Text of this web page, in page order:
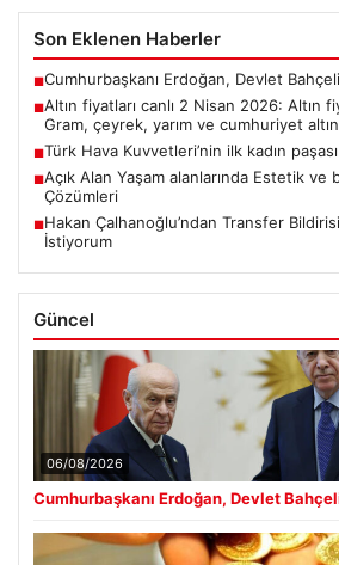
Son Eklenen Haberler
■Cumhurbaşkanı Erdoğan, Devlet
■Altın fiyatları canlı 2 Nisan 2026: Altın
Gram, çeyrek, yarım ve cumhuriyet
■Türk Hava Kuvvetleri’nin ilk kadın
■Açık Alan Yaşam alanlarında Estetik ve
Çözümleri
■Hakan Çalhanoğlu’ndan Transfer
İstiyorum
Güncel
06/08/2026
Cumhurbaşkanı Erdoğan, Devlet